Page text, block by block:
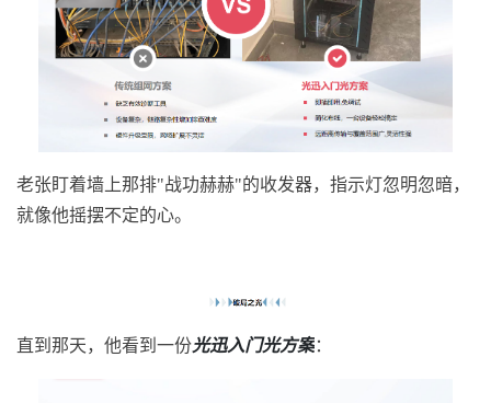
老张盯着墙上那排"战功赫赫"的收发器，指示灯忽明忽暗，
就像他摇摆不定的心。
直到那天，他看到一份光迅入门光方案：